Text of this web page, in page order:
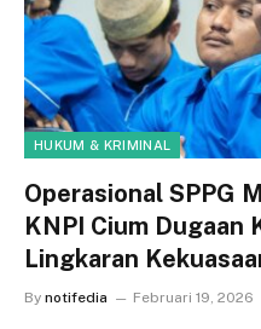
HUKUM & KRIMINAL
Operasional SPPG
KNPI Cium
Lingkaran
By notifedia Februari 19, 2026